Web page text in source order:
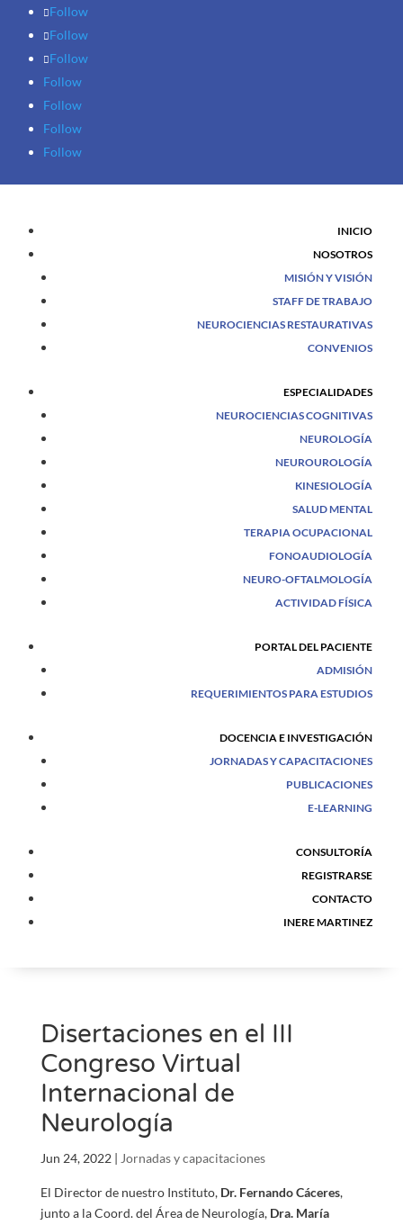
Follow
Follow
Follow
Follow
Follow
Follow
Follow
INICIO
NOSOTROS
MISIÓN Y VISIÓN
STAFF DE TRABAJO
NEUROCIENCIAS RESTAURATIVAS
CONVENIOS
ESPECIALIDADES
NEUROCIENCIAS COGNITIVAS
NEUROLOGÍA
NEUROUROLOGÍA
KINESIOLOGÍA
SALUD MENTAL
TERAPIA OCUPACIONAL
FONOAUDIOLOGÍA
NEURO-OFTALMOLOGÍA
ACTIVIDAD FÍSICA
PORTAL DEL PACIENTE
ADMISIÓN
REQUERIMIENTOS PARA ESTUDIOS
DOCENCIA E INVESTIGACIÓN
JORNADAS Y CAPACITACIONES
PUBLICACIONES
E-LEARNING
CONSULTORÍA
REGISTRARSE
CONTACTO
INERE MARTINEZ
Disertaciones en el III
Congreso Virtual
Internacional de
Neurología
Jun 24, 2022| Jornadas y capacitaciones
El Director de nuestro Instituto, Dr. Fernando Cáceres,
junto a la Coord. del Área de Neurología,Dra. María